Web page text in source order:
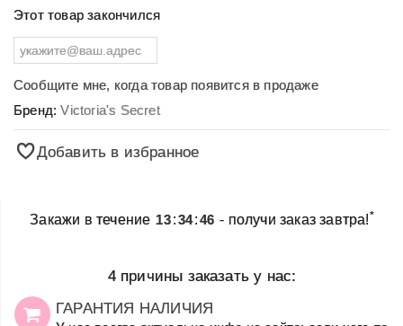
Этот товар закончился
Сообщите мне, когда товар появится в продаже
Бренд:Victoria's Secret
Добавить в избранное
Закажи в течение 13:34:46 - получи заказ завтра!*
4 причины заказать у нас:
ГАРАНТИЯ НАЛИЧИЯ